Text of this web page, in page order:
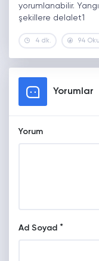
yorumlanabilir.
şekillere delalet1
4 dk. 94
Yorumlar
Yorum
Ad Soyad *